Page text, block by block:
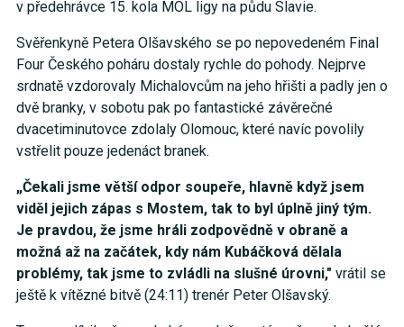
v předehrávce 15. kola MOL ligy na půdu Slavie.
Svěřenkyně Petera Olšavského se po nepovedeném Final
Four Českého poháru dostaly rychle do pohody. Nejprve
srdnatě vzdorovaly Michalovcům na jeho hřišti a padly jen o
dvě branky, v sobotu pak po fantastické závěrečné
dvacetiminutovce zdolaly Olomouc, které navíc povolily
vstřelit pouze jedenáct branek.
„Čekali jsme větší odpor soupeře, hlavně když jsem
viděl jejich zápas s Mostem, tak to byl úplně jiný tým.
Je pravdou, že jsme hráli zodpovědně v obraně a
možná až na začátek, kdy nám Kubáčková dělala
problémy, tak jsme to zvládli na slušné úrovni," vrátil se
ještě k vítězné bitvě (24:11) trenér Peter Olšavský.